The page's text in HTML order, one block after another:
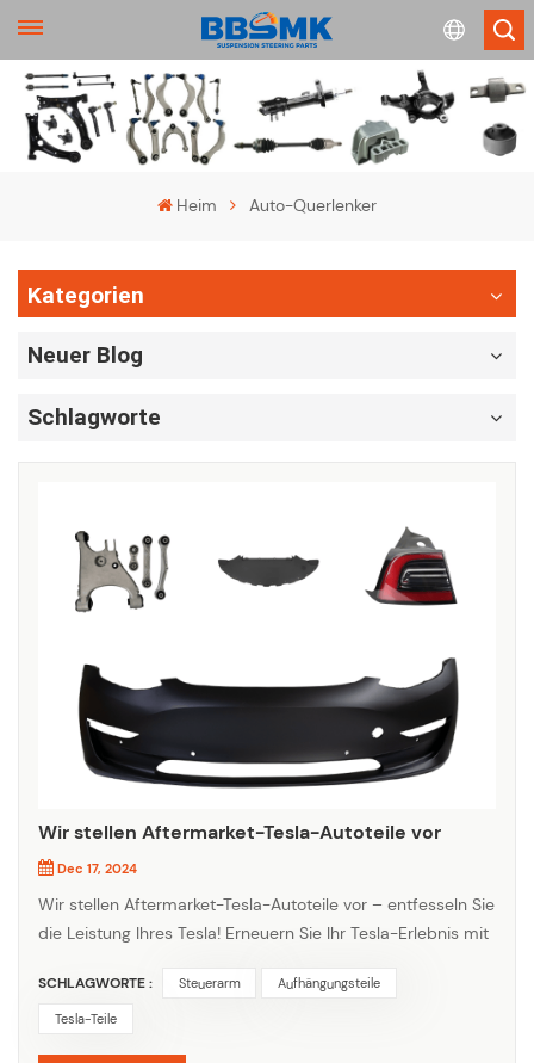
English
français
Heim Auto-Querlenker
Kategorien
Neuer Blog
Schlagworte
Wir stellen Aftermarket-Tesla-Autoteile vor
Dec 17, 2024
Wir stellen Aftermarket-Tesla-Autoteile vor – entfesseln Sie
die Leistung Ihres Tesla! Erneuern Sie Ihr Tesla-Erlebnis mit
Autoteilen. Ganz gleich, ob Sie die Leistung verbessern, das
Erscheinungsbild verbessern oder einfach abgenutzte
SCHLAGWORTE : Steuerarm Aufhängungsteile
Tesla-Teile